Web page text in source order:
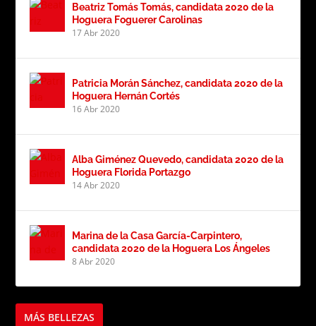
Beatriz Tomás Tomás, candidata 2020 de la
Hoguera Foguerer Carolinas
17 Abr 2020
Patricia Morán Sánchez, candidata 2020 de la
Hoguera Hernán Cortés
16 Abr 2020
Alba Giménez Quevedo, candidata 2020 de la
Hoguera Florida Portazgo
14 Abr 2020
Marina de la Casa García-Carpintero,
candidata 2020 de la Hoguera Los Ángeles
8 Abr 2020
MÁS BELLEZAS